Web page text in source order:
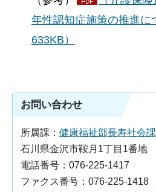
年性認知症施策の推進に
633KB）
お問い合わせ
所属課： 健康福祉部長寿社会
石川県金沢市鞍月1丁目1番地
電話番号：076-225-1417
ファクス番号：076-225-1418